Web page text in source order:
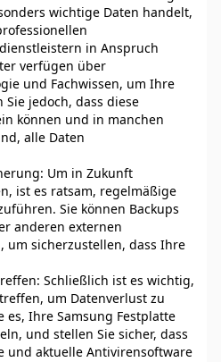
wichtige Daten handelt,
in Anspruch
verfügen über
und Fachwissen, um Ihre
Sie jedoch, dass diese
können und in manchen
alle Daten
Um in Zukunft
ist es ratsam, regelmäßige
Sie können Backups
anderen externen
um sicherzustellen, dass Ihre
Schließlich ist es wichtig,
um Datenverlust zu
es, Ihre Samsung Festplatte
und stellen Sie sicher, dass
und aktuelle Antivirensoftware